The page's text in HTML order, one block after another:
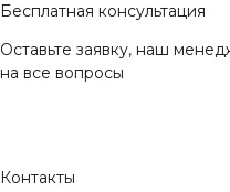
Бесплатная консультация
Оставьте заявку, наш
на все вопросы
Контакты